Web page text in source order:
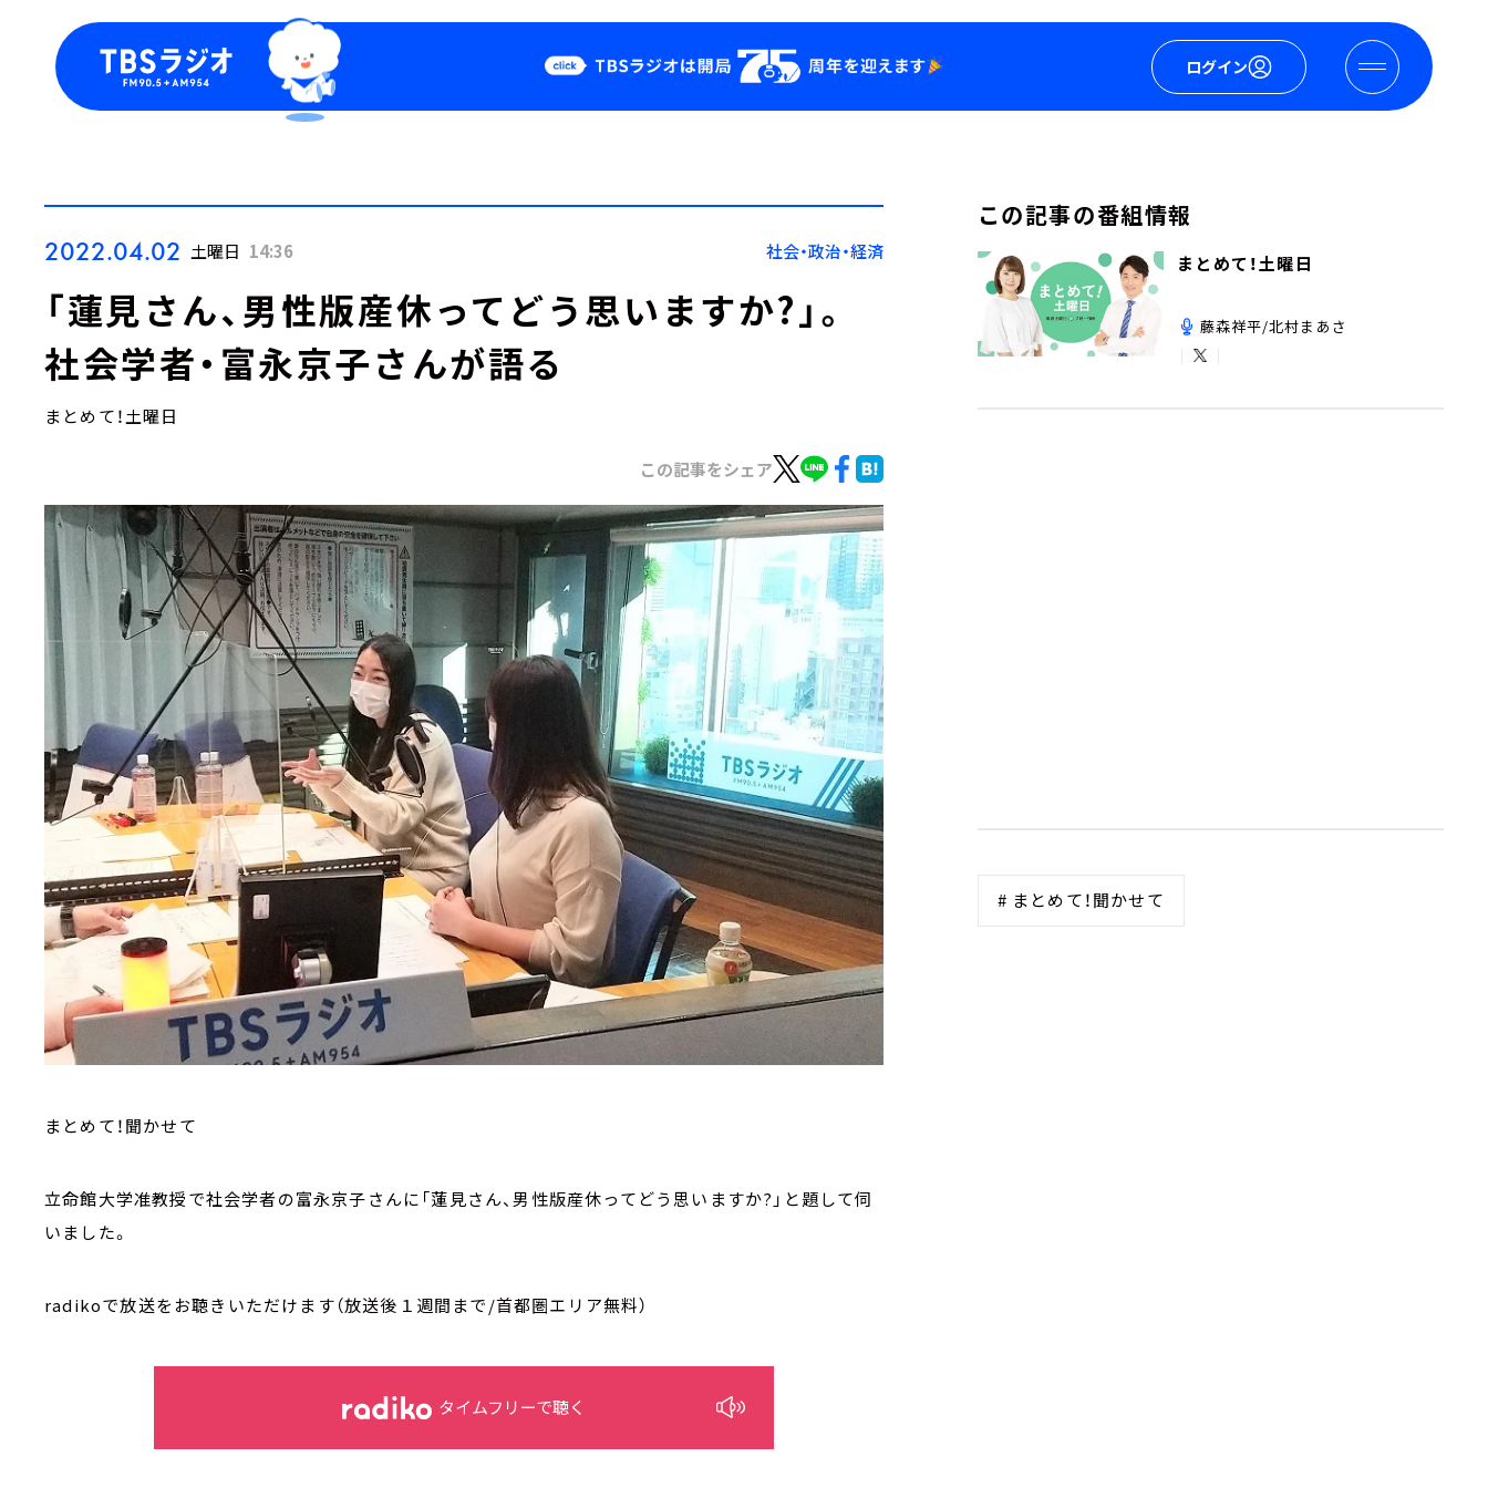
ログイン
Podcast
YouTube
会社情報
2022.04.02 土曜日 14:36 社会・政治・経済
「蓮見さん、男性版産休ってどう思いますか?」。
社会学者・富永京子さんが語る
まとめて！土曜日
この記事をシェア
まとめて！聞かせて
立命館大学准教授で社会学者の富永京子さんに「蓮見さん、男性版産休ってどう思いますか?」と題して伺
いました。
radikoで放送をお聴きいただけます（放送後１週間まで/首都圏エリア無料）
タイムフリーで聴く
この記事の番組情報
まとめて！土曜日
藤森祥平/北村まあさ
# まとめて！聞かせて